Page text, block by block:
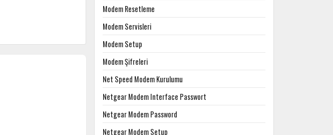
Modem Resetleme
Modem Servisleri
Modem Setup
Modem Şifreleri
Net Speed Modem Kurulumu
Netgear Modem Interface Passwort
Netgear Modem Password
Netgear Modem Setup